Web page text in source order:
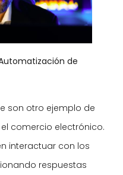
de
son otro ejemplo de
comercio electrónico.
interactuar con los
respuestas